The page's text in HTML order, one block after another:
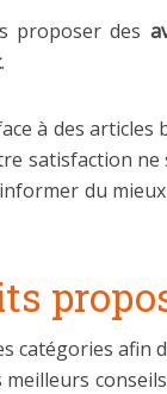
proposer des
.
à des
satisfaction
du
catégories afin